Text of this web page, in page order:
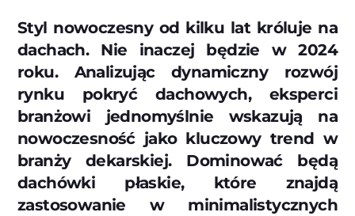
Styl nowoczesny od kilku lat króluje na
dachach. Nie inaczej będzie w 2024
roku. Analizując dynamiczny rozwój
rynku pokryć dachowych, eksperci
branżowi jednomyślnie wskazują na
nowoczesność jako kluczowy trend w
branży dekarskiej. Dominować będą
dachówki płaskie, które znajdą
zastosowanie w minimalistycznych